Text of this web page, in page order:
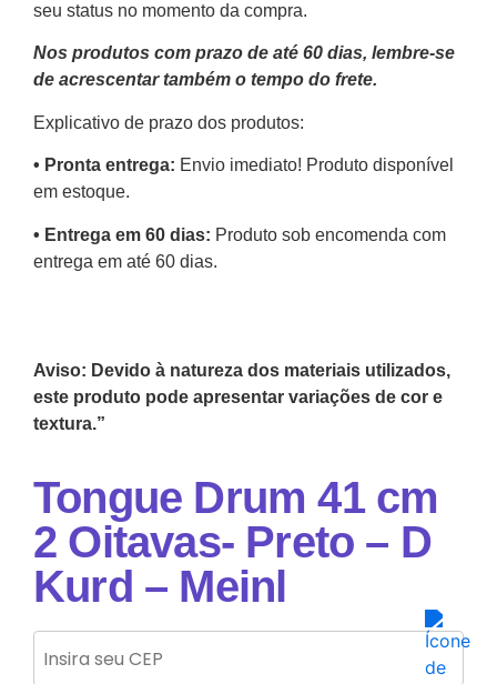
seu status no momento da compra.
Nos produtos com prazo de até 60 dias, lembre-se
de acrescentar também o tempo do frete.
Explicativo de prazo dos produtos:
•⁠ ⁠Pronta entrega: Envio imediato! Produto disponível
em estoque.
•⁠ Entrega em 60 dias: Produto sob encomenda com
entrega em até 60 dias.
Aviso: Devido à natureza dos materiais utilizados,
este produto pode apresentar variações de cor e
textura.”
Tongue Drum 41 cm
2 Oitavas- Preto – D
Kurd – Meinl